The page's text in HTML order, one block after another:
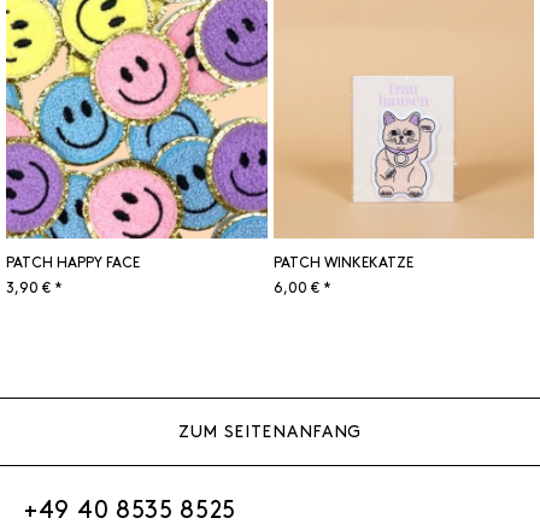
PATCH HAPPY FACE
3,90 € *
PATCH WINKEKATZE
6,00 € *
ZUM SEITENANFANG
+49 40 8535 8525